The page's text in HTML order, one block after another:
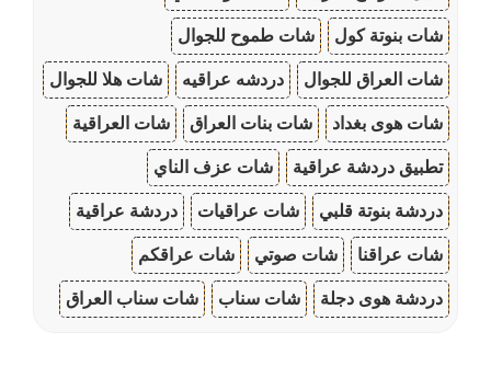
شات بنوتة كول شات طموح للجوال
شات العراق للجوال دردشه عراقيه شات هلا للجوال
شات هوى بغداد شات بنات العراق شات العراقية
تطبيق دردشة عراقية شات عزف الناي
دردشة بنوتة قلبي شات عراقيات دردشة عراقية
شات عراقنا شات صوتي شات عراقكم
دردشة هوى دجلة شات سناب شات سناب العراق